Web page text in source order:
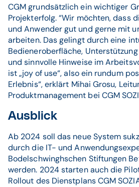
CGM grundsätzlich ein wichtiger
Projekterfolg. “Wir möchten, dass
und Anwender gut und gerne mit
arbeiten. Das gelingt durch eine
Bedieneroberfläche,
und sinnvolle Hinweise im
ist „joy of use“, also ein rundum
Erlebnis“, erklärt Mihai Grosu,
Produktmanagement bei CGM
Ausblick
Ab 2024 soll das neue System
durch die IT- und
Bodelschwinghschen Stiftungen
werden. 2024 starten auch die
Rollout des Dienstplans CGM